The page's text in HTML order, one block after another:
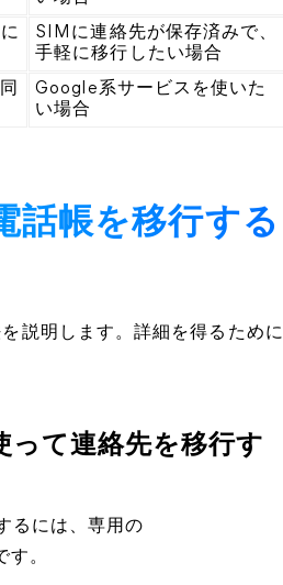
SIMに連絡先が保存済みで、
手軽に移行したい場合
Google系サービスを使いた
い場合
話帳を移行する
説明します。詳細を得るために
って連絡先を移行す
るには、専用の
す。